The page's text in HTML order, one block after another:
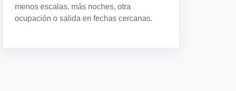
menos escalas, más noches, otra
ocupación o salida en fechas cercanas.